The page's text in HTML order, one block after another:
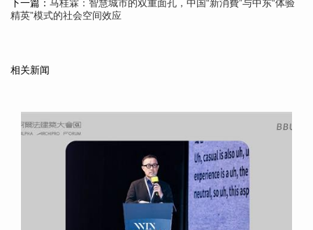
下一篇： 马桂霖：智慧城市的双重面孔，中国“新消費”与中东“体验
精英”模式的社会空间效应
相关新闻